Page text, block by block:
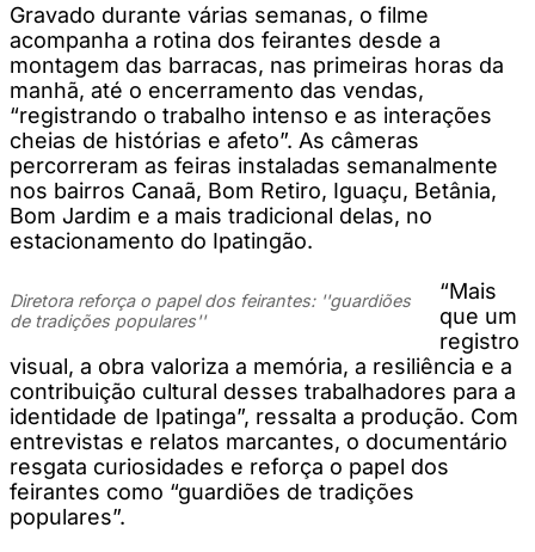
Gravado durante várias semanas, o filme
acompanha a rotina dos feirantes desde a
montagem das barracas, nas primeiras horas da
manhã, até o encerramento das vendas,
“registrando o trabalho intenso e as interações
cheias de histórias e afeto”. As câmeras
percorreram as feiras instaladas semanalmente
nos bairros Canaã, Bom Retiro, Iguaçu, Betânia,
Bom Jardim e a mais tradicional delas, no
estacionamento do Ipatingão.
Diretora reforça o papel dos feirantes: ''guardiões
de tradições populares''
“Mais
que um
registro
visual, a obra valoriza a memória, a resiliência e a
contribuição cultural desses trabalhadores para a
identidade de Ipatinga”, ressalta a produção. Com
entrevistas e relatos marcantes, o documentário
resgata curiosidades e reforça o papel dos
feirantes como “guardiões de tradições
populares”.